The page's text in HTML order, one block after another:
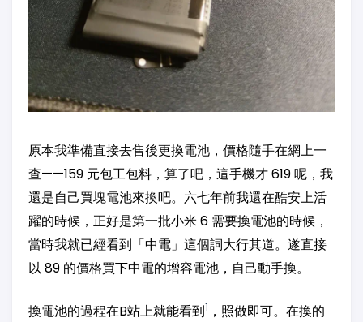
原本我準備直接去售後更換電池，價格隨手在網上一
查——159 元包工包料，算了吧，這手機才 619 呢，我
還是自己買塊電池來換吧。六七年前我還在酷安上活
躍的時候，正好是第一批小米 6 需要換電池的時候，
當時我就已經看到「中電」這個詞大行其道。遂直接
以 89 的價格買下中電的增容電池，自己動手換。
換電池的過程在B站上就能看到1 ，照做即可。在換的